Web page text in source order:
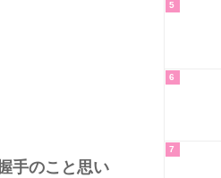
手のこと思い
2
3
4